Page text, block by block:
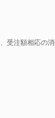
受注額相応の